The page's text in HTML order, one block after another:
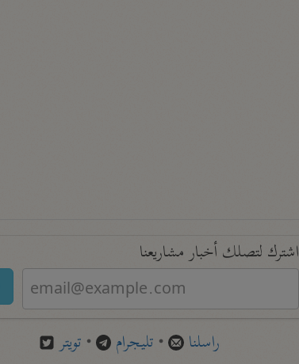
اشترك لتصلك أخبار مشاريعنا
راسلنا • تليجرام • تويتر